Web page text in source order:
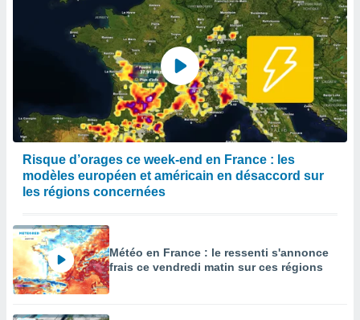
Risque d’orages ce week-end en France : les
modèles européen et américain en désaccord sur
les régions concernées
Météo en France : le ressenti s'annonce
frais ce vendredi matin sur ces régions